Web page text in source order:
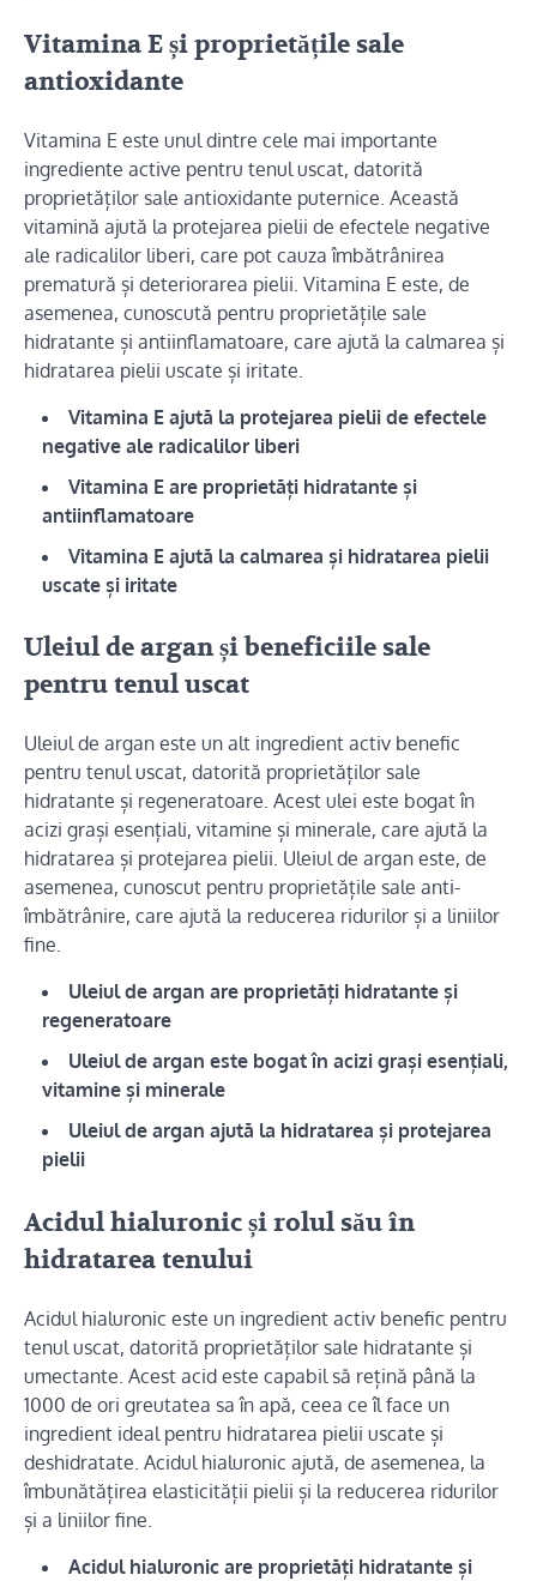
Vitamina E și proprietățile sale
antioxidante
Vitamina E este unul dintre cele mai importante
ingrediente active pentru tenul uscat, datorită
proprietăților sale antioxidante puternice. Această
vitamină ajută la protejarea pielii de efectele negative
ale radicalilor liberi, care pot cauza îmbătrânirea
prematură și deteriorarea pielii. Vitamina E este, de
asemenea, cunoscută pentru proprietățile sale
hidratante și antiinflamatoare, care ajută la calmarea și
hidratarea pielii uscate și iritate.
Vitamina E ajută la protejarea pielii de efectele
negative ale radicalilor liberi
Vitamina E are proprietăți hidratante și
antiinflamatoare
Vitamina E ajută la calmarea și hidratarea pielii
uscate și iritate
Uleiul de argan și beneficiile sale
pentru tenul uscat
Uleiul de argan este un alt ingredient activ benefic
pentru tenul uscat, datorită proprietăților sale
hidratante și regeneratoare. Acest ulei este bogat în
acizi grași esențiali, vitamine și minerale, care ajută la
hidratarea și protejarea pielii. Uleiul de argan este, de
asemenea, cunoscut pentru proprietățile sale anti-
îmbătrânire, care ajută la reducerea ridurilor și a liniilor
fine.
Uleiul de argan are proprietăți hidratante și
regeneratoare
Uleiul de argan este bogat în acizi grași esențiali,
vitamine și minerale
Uleiul de argan ajută la hidratarea și protejarea
pielii
Acidul hialuronic și rolul său în
hidratarea tenului
Acidul hialuronic este un ingredient activ benefic pentru
tenul uscat, datorită proprietăților sale hidratante și
umectante. Acest acid este capabil să rețină până la
1000 de ori greutatea sa în apă, ceea ce îl face un
ingredient ideal pentru hidratarea pielii uscate și
deshidratate. Acidul hialuronic ajută, de asemenea, la
îmbunătățirea elasticității pielii și la reducerea ridurilor
și a liniilor fine.
Acidul hialuronic are proprietăți hidratante și